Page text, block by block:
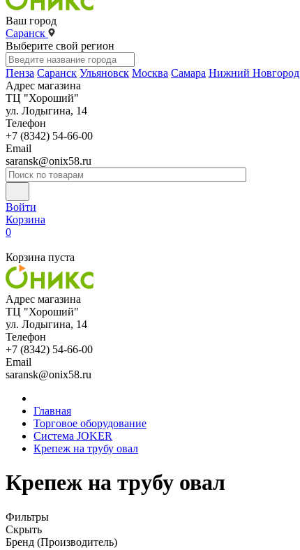
Ваш город
Саранск
Выберите свой регион
Пенза Саранск Ульяновск Москва Самара Нижний Новгород
Адрес магазина
ТЦ "Хороший"
ул. Лодыгина, 14
Телефон
+7 (8342) 54-66-00
Email
saransk@onix58.ru
Войти
Корзина
0
Корзина пуста
Адрес магазина
ТЦ "Хороший"
ул. Лодыгина, 14
Телефон
+7 (8342) 54-66-00
Email
saransk@onix58.ru
Главная
Торговое оборудование
Система JOKER
Крепеж на трубу овал
Крепеж на трубу овал
Фильтры
Скрыть
Бренд (Производитель)